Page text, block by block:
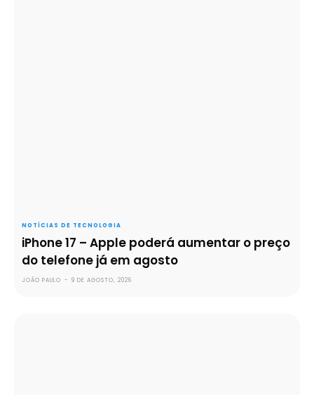
NOTÍCIAS DE TECNOLOGIA
iPhone 17 – Apple poderá aumentar o preço
do telefone já em agosto
JOÃO PAULO - 9 DE AGOSTO, 2026